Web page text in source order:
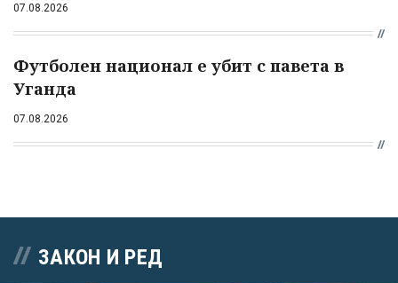
07.08.2026
Футболен национал е убит с павета в
Уганда
07.08.2026
ЗАКОН И РЕД